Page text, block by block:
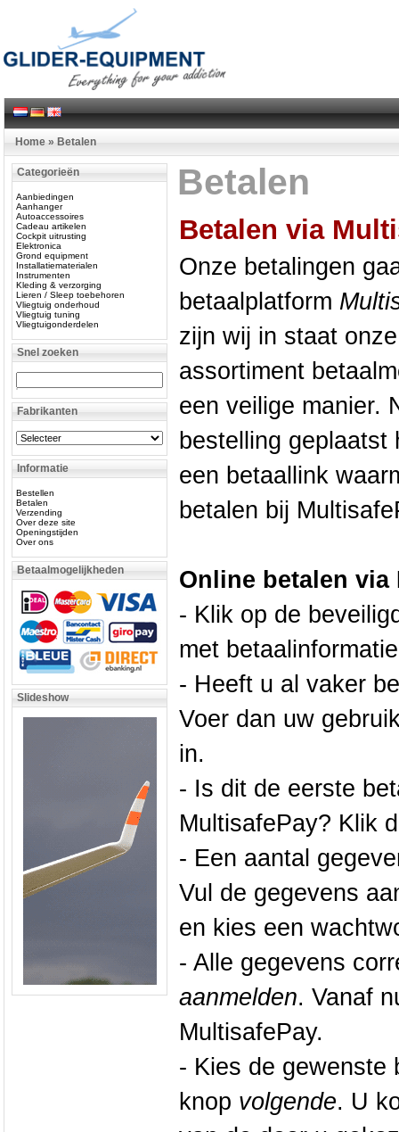
Home » Betalen
Categorieën
Aanbiedingen
Aanhanger
Autoaccessoires
Cadeau artikelen
Cockpit uitrusting
Elektronica
Grond equipment
Installatiematerialen
Instrumenten
Kleding & verzorging
Lieren / Sleep toebehoren
Vliegtuig onderhoud
Vliegtuig tuning
Vliegtuigonderdelen
Snel zoeken
Fabrikanten
Informatie
Bestellen
Betalen
Verzending
Over deze site
Openingstijden
Over ons
Betaalmogelijkheden
Slideshow
Betalen
Betalen via
Onze betalingen
betaalplatform
zijn wij in staat
assortiment
een veilige manier.
bestelling
een betaallink
betalen bij
Online betalen via
- Klik op de
met
- Heeft u al vaker
Voer dan uw
in.
- Is dit de eerste
MultisafePay? Klik
- Een aantal
Vul de gegevens
en kies een
- Alle gegevens
aanmelden. Vanaf
MultisafePay.
- Kies de gewenste
knop volgende. U